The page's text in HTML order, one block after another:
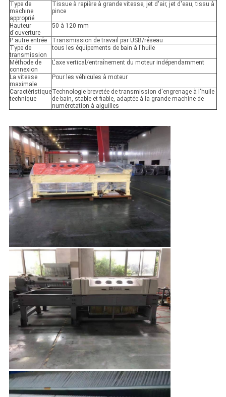
Type de
machine
approprié
Tissue à rapière à grande vitesse, jet d'air, jet d'eau, tissu à
pince
Hauteur
d'ouverture
50 à 120 mm
P autre entrée
Transmission de travail par USB/réseau
Type de
transmission
tous les équipements de bain à l'huile
Méthode de
connexion
L'axe vertical/entraînement du moteur indépendamment
La vitesse
maximale
Pour les véhicules à moteur
Caractéristique
technique
Technologie brevetée de transmission d'engrenage à l'huile
de bain, stable et fiable, adaptée à la grande machine de
numérotation à aiguilles